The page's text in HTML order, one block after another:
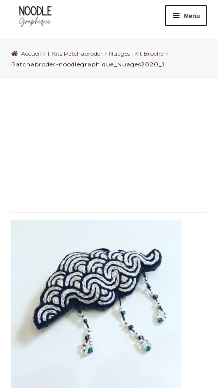
Menu
Accueil 1. Kits Patchabroder
Nuages | Kit Broche
Patchabroder-noodlegraphique_Nuages2020_1